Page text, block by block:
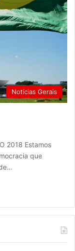
Notícias Gerais
2018 Estamos
que